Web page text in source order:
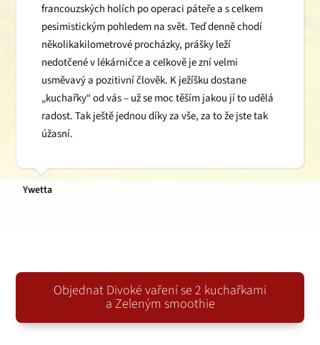
francouzských holích po operaci páteře a s celkem
pesimistickým pohledem na svět. Teď denně chodí
několikakilometrové procházky, prášky leží
nedotčené v lékárničce a celkově je zní velmi
usměvavý a pozitivní člověk. K ježíšku dostane
„kuchařky“ od vás – už se moc těším jakou jí to udělá
radost. Tak ještě jednou díky za vše, za to že jste tak
úžasní.
Ywetta
Objednat Divoké vaření se 2 kuchařkami
a Zeleným smoothie